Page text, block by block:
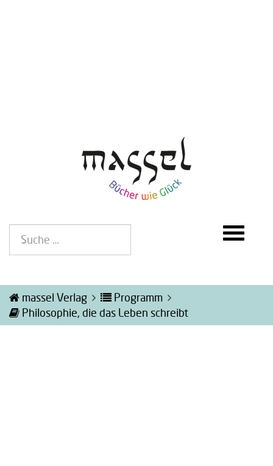
massel Verlag
Programm
Philosophie, die das Leben schreibt